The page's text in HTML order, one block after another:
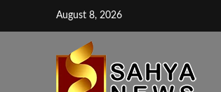
August 8, 2026